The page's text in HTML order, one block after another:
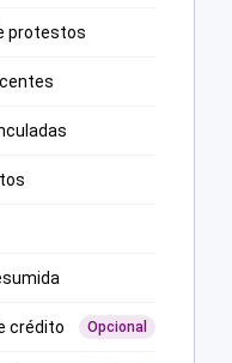
protestos
crédito Opcional